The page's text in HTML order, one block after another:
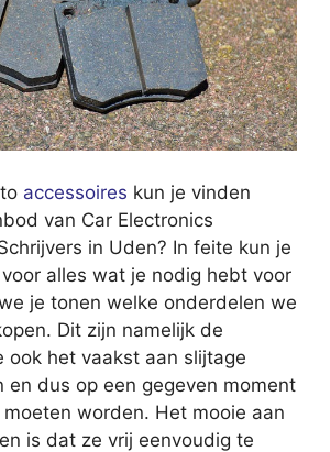
accessoires kun je vinden
van Car Electronics
in Uden? In feite kun je
alles wat je nodig hebt voor
je tonen welke onderdelen we
Dit zijn namelijk de
ook het vaakst aan slijtage
en dus op een gegeven moment
worden. Het mooie aan
is dat ze vrij eenvoudig te